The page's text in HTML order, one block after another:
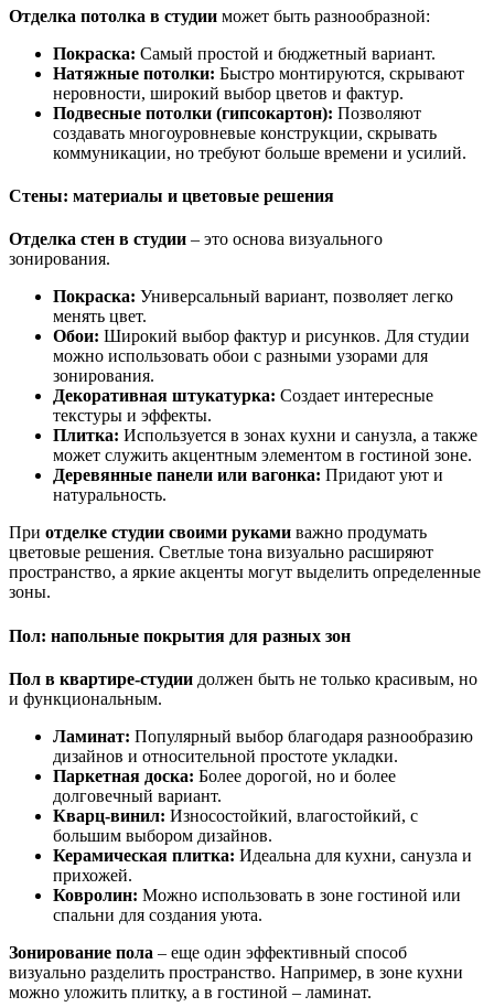
Отделка потолка в студии может быть разнообразной:
Покраска: Самый простой и бюджетный вариант.
Натяжные потолки: Быстро монтируются, скрывают
неровности, широкий выбор цветов и фактур.
Подвесные потолки (гипсокартон): Позволяют
создавать многоуровневые конструкции, скрывать
коммуникации, но требуют больше времени и усилий.
Стены: материалы и цветовые решения
Отделка стен в студии – это основа визуального
зонирования.
Покраска: Универсальный вариант, позволяет легко
менять цвет.
Обои: Широкий выбор фактур и рисунков. Для студии
можно использовать обои с разными узорами для
зонирования.
Декоративная штукатурка: Создает интересные
текстуры и эффекты.
Плитка: Используется в зонах кухни и санузла, а также
может служить акцентным элементом в гостиной зоне.
Деревянные панели или вагонка: Придают уют и
натуральность.
При отделке студии своими руками важно продумать
цветовые решения. Светлые тона визуально расширяют
пространство, а яркие акценты могут выделить определенные
зоны.
Пол: напольные покрытия для разных зон
Пол в квартире-студии должен быть не только красивым, но
и функциональным.
Ламинат: Популярный выбор благодаря разнообразию
дизайнов и относительной простоте укладки.
Паркетная доска: Более дорогой, но и более
долговечный вариант.
Кварц-винил: Износостойкий, влагостойкий, с
большим выбором дизайнов.
Керамическая плитка: Идеальна для кухни, санузла и
прихожей.
Ковролин: Можно использовать в зоне гостиной или
спальни для создания уюта.
Зонирование пола – еще один эффективный способ
визуально разделить пространство. Например, в зоне кухни
можно уложить плитку, а в гостиной – ламинат.